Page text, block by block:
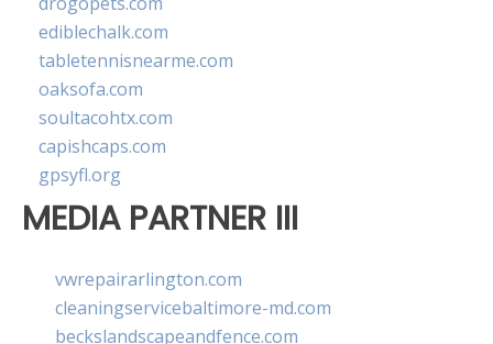
ediblechalk.com
tabletennisnearme.com
oaksofa.com
soultacohtx.com
capishcaps.com
gpsyfl.org
MEDIA PARTNER III
vwrepairarlington.com
cleaningservicebaltimore-md.com
beckslandscapeandfence.com